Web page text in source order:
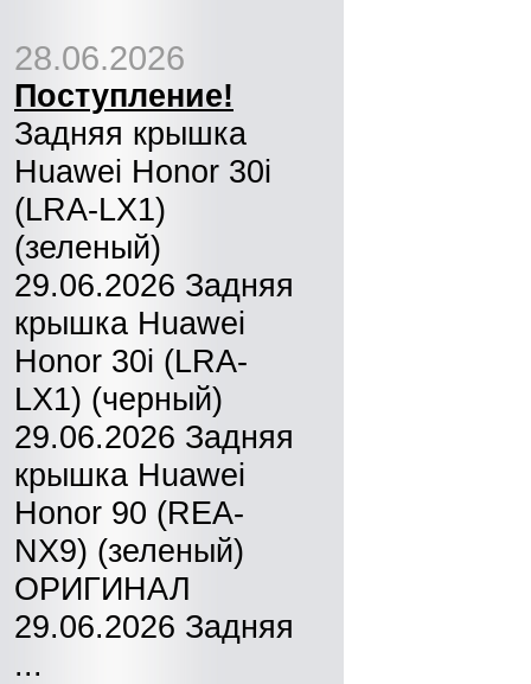
28.06.2026
Поступление!
Задняя крышка
Huawei Honor 30i
(LRA-LX1)
(зеленый)
29.06.2026 Задняя
крышка Huawei
Honor 30i (LRA-
LX1) (черный)
29.06.2026 Задняя
крышка Huawei
Honor 90 (REA-
NX9) (зеленый)
ОРИГИНАЛ
29.06.2026 Задняя
...